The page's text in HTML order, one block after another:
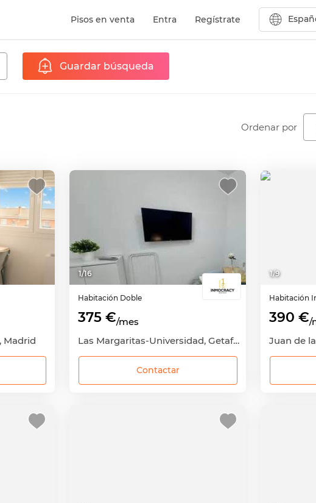
Pisos en venta Entra Regístrate
Guardar búsqueda
Ordenar por
Madrid
1/16
Habitación Doble
375 €/mes
Las Margaritas-Universidad, Getafe, Madrid
Contactar
1/9
Habitación
390 €/
Juan de